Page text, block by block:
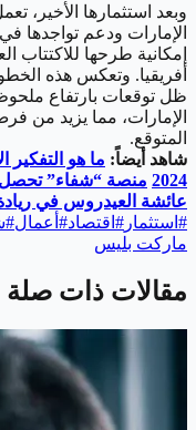
الإمارات ودعم تواجدها
إمكانية طرحها
ظل توقعات بارتفاع
الإمارات، مما يزيد من
المتوقع.
شاهد أيضاً: ما هو التفكير
2024 منصة “شفاء” تحصل على
عائشة العيدروس في
# استثمار # اقتصاد# أعمال#
ماركت بليس
مقالات ذات صلة